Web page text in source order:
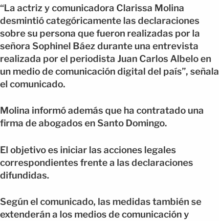
“La actriz y comunicadora Clarissa Molina
desmintió categóricamente las declaraciones
sobre su persona que fueron realizadas por la
señora Sophinel Báez durante una entrevista
realizada por el periodista Juan Carlos Albelo en
un medio de comunicación digital del país”, señala
el comunicado.
Molina informó además que ha contratado una
firma de abogados en Santo Domingo.
El objetivo es iniciar las acciones legales
correspondientes frente a las declaraciones
difundidas.
Según el comunicado, las medidas también se
extenderán a los medios de comunicación y